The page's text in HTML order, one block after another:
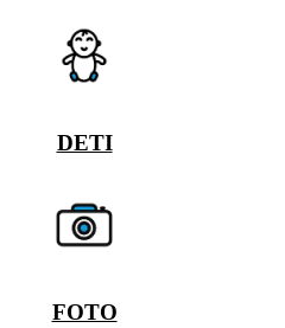
DETI
FOTO